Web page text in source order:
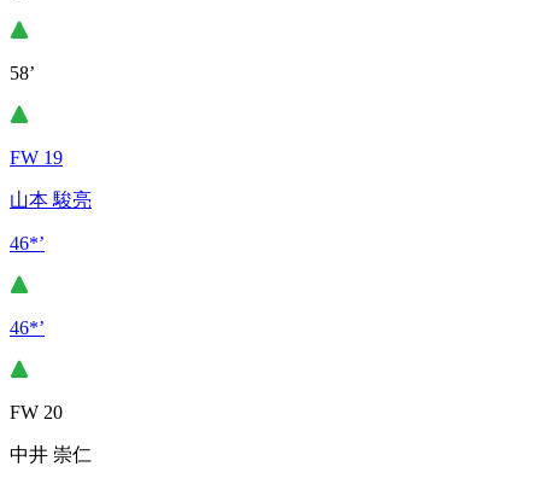
58’
FW 19
山本 駿亮
46*’
46*’
FW 20
中井 崇仁